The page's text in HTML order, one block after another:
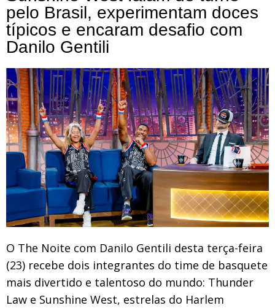
pelo Brasil, experimentam doces
típicos e encaram desafio com
Danilo Gentili
O The Noite com Danilo Gentili desta terça-feira
(23) recebe dois integrantes do time de basquete
mais divertido e talentoso do mundo: Thunder
Law e Sunshine West, estrelas do Harlem